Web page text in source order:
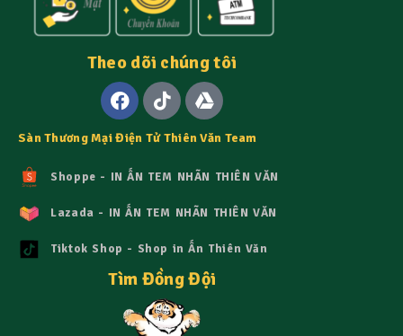
Theo dõi chúng tôi
Sàn Thương Mại Điện Tử Thiên Văn Team
Shoppe - IN ẤN TEM NHÃN THIÊN VĂN
Lazada - IN ẤN TEM NHÃN THIÊN VĂN
Tiktok Shop - Shop in Ấn Thiên Văn
Tìm Đồng Đội